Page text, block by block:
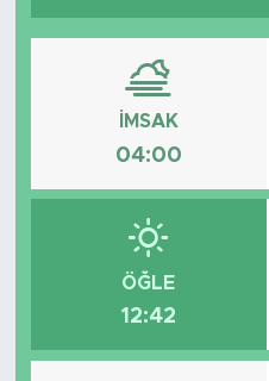
İMSAK
04:00
ÖĞLE
12:42